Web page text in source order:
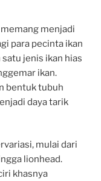
menjadi
para pecinta ikan
jenis ikan hias
ikan.
bentuk tubuh
daya tarik
mulai dari
lionhead.
khasnya